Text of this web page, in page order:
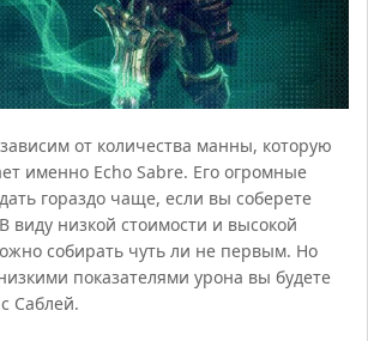
от количества манны, которую
именно Echo Sabre. Его огромные
гораздо чаще, если вы соберете
виду низкой стоимости и высокой
собирать чуть ли не первым. Но
показателями урона вы будете
Саблей.